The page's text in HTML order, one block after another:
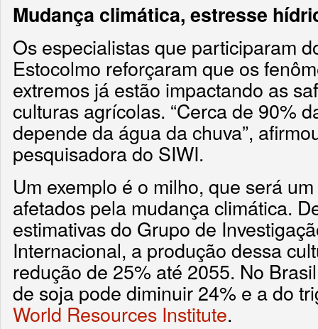
Mudança climática, estresse
Os especialistas que participaram
Estocolmo reforçaram que os
extremos já estão impactando as
culturas agrícolas. “Cerca de 90%
depende da água da chuva”,
pesquisadora do SIWI.
Um exemplo é o milho, que será
afetados pela mudança climática.
estimativas do Grupo de
Internacional, a produção dessa
redução de 25% até 2055. No
de soja pode diminuir 24% e a do
World Resources Institute.